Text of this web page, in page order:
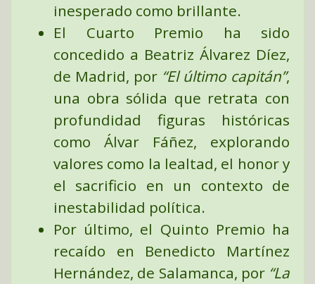
inesperado como brillante.
El Cuarto Premio ha sido
concedido a Beatriz Álvarez Díez,
de Madrid, por “El último capitán”,
una obra sólida que retrata con
profundidad figuras históricas
como Álvar Fáñez, explorando
valores como la lealtad, el honor y
el sacrificio en un contexto de
inestabilidad política.
Por último, el Quinto Premio ha
recaído en Benedicto Martínez
Hernández, de Salamanca, por “La